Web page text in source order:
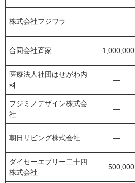
株式会社フジワラ ―
合同会社斉家 1,000,000
医療法人社団はせがわ内
科
―
フジミノデザイン株式会
社
―
朝日リビング株式会社 ―
ダイセーエブリー二十四
株式会社
500,000